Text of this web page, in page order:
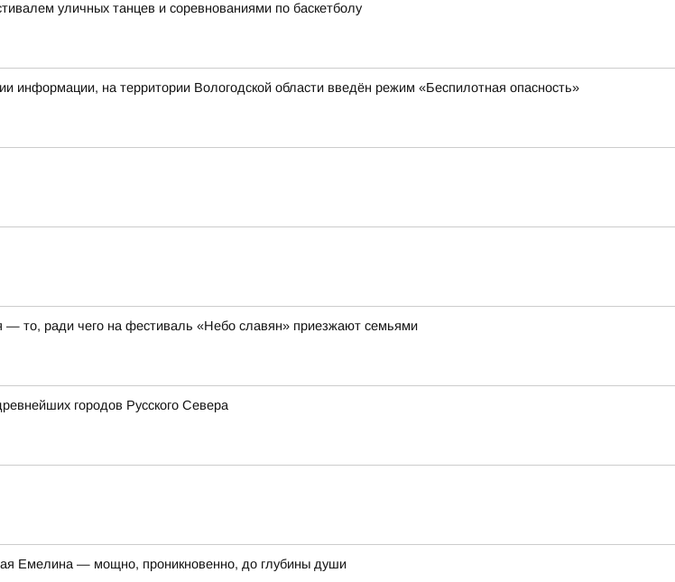
уличных танцев и соревнованиями по баскетболу
на территории Вологодской области введён режим «Беспилотная опасность»
— то, ради чего на фестиваль «Небо славян» приезжают семьями
городов Русского Севера
Емелина — мощно, проникновенно, до глубины души